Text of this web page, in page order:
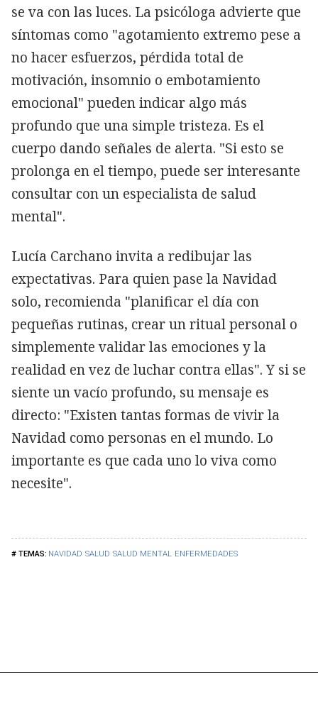
NAVIDAD SALUD SALUD MENTAL ENFERMEDADES
se va con las luces. La psicóloga advierte que
síntomas como "agotamiento extremo pese a
no hacer esfuerzos, pérdida total de
motivación, insomnio o embotamiento
emocional" pueden indicar algo más
profundo que una simple tristeza. Es el
cuerpo dando señales de alerta. "Si esto se
prolonga en el tiempo, puede ser interesante
consultar con un especialista de salud
mental".
Lucía Carchano invita a redibujar las
expectativas. Para quien pase la Navidad
solo, recomienda "planificar el día con
pequeñas rutinas, crear un ritual personal o
simplemente validar las emociones y la
realidad en vez de luchar contra ellas". Y si se
siente un vacío profundo, su mensaje es
directo: "Existen tantas formas de vivir la
Navidad como personas en el mundo. Lo
importante es que cada uno lo viva como
necesite".